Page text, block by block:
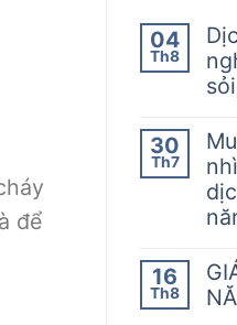
để
04
Th8
30
Th7
16
Th8